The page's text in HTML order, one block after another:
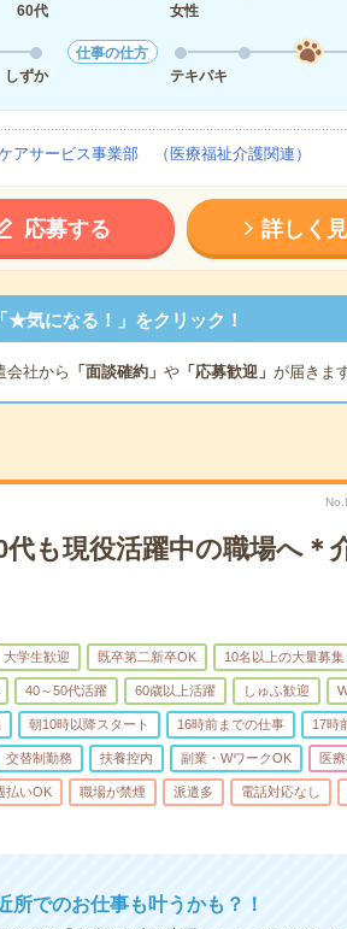
60代
女性
しずか
仕事の仕方
テキパキ
アサービス事業部 （医療福祉介護関連）
応募する 詳しく
★気になる！」をクリック！
会社から 「面談確約」 や「応募歓迎」 が届きま
も現役活躍中の職場へ＊
大学生歓迎 既卒第二新卒OK 10名以上の大量募集
40～50代活躍 60歳以上活躍 しゅふ歓迎
朝10時以降スタート 16時前までの仕事 17時
交替制勤務 扶養控内 副業・WワークOK 医
払いOK 職場が禁煙 派遣多 電話対応なし
所でのお仕事も叶うかも？！